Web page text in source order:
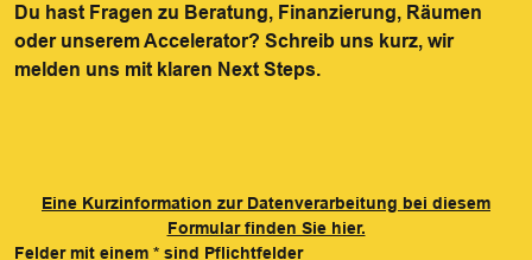
Du hast Fragen zu Beratung, Finanzierung, Räumen
oder unserem Accelerator? Schreib uns kurz, wir
melden uns mit klaren Next Steps.
Eine Kurzinformation zur Datenverarbeitung bei diesem
Formular finden Sie hier.
Felder mit einem * sind Pflichtfelder